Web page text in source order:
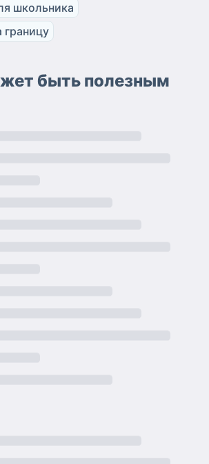
школьника
границу
быть полезным